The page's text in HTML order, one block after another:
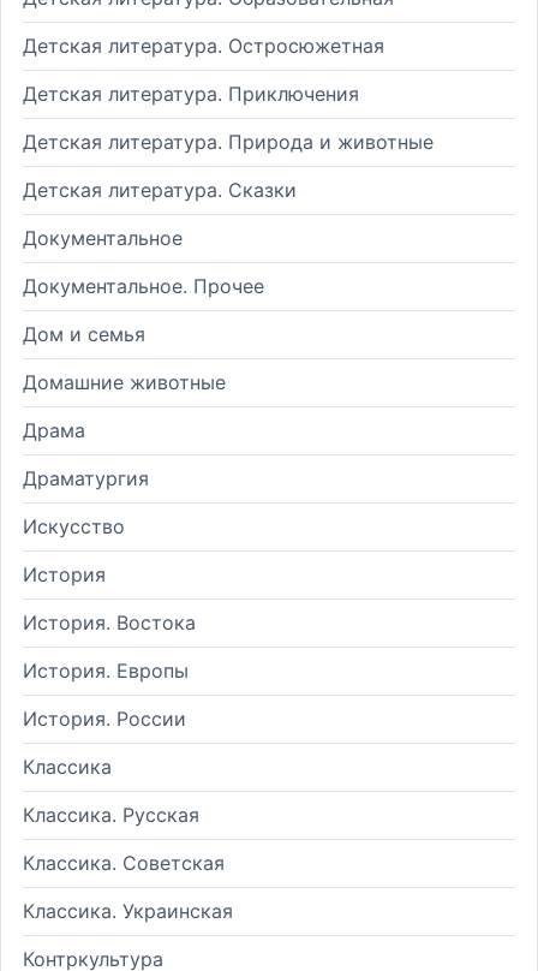
Детская литература. Остросюжетная
Детская литература. Приключения
Детская литература. Природа и животные
Детская литература. Сказки
Документальное
Документальное. Прочее
Дом и семья
Домашние животные
Драма
Драматургия
Искусство
История
История. Востока
История. Европы
История. России
Классика
Классика. Русская
Классика. Советская
Классика. Украинская
Контркультура